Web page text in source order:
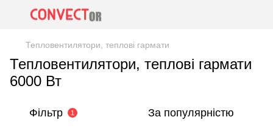
Тепловентилятори, теплові гармати
Тепловентилятори, теплові гармати
6000 Вт
Фільтр 1 За популярністю